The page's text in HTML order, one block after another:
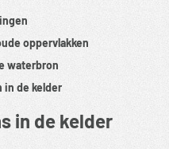
oppervlakken
waterbron
in de kelder
in de kelder